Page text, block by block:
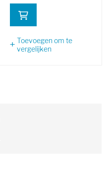
Toevoegen om te
vergelijken